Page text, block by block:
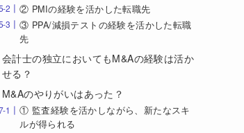
② PMIの経験を活かした転職先
③ PPA/減損テストの経験を活かした転職
先
会計士の独立においてもM&Aの経験は活か
せる？
M&Aのやりがいはあった？
① 監査経験を活かしながら、新たなスキ
ルが得られる